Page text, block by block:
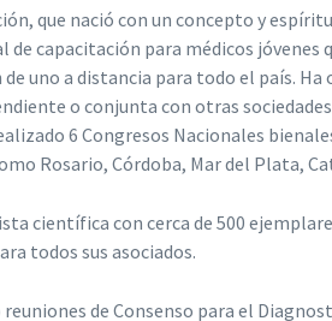
que nació con un concepto y
de capacitación para médicos
uno a distancia para todo el país.
o conjunta con otras
6 Congresos Nacionales
Rosario, Córdoba, Mar del Plata,
científica con cerca de 500
todos sus asociados.
reuniones de Consenso para el